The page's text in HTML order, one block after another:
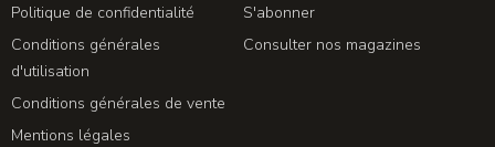
Politique de confidentialité
Conditions générales
d'utilisation
Conditions générales de vente
Mentions légales
S'abonner
Consulter nos magazines